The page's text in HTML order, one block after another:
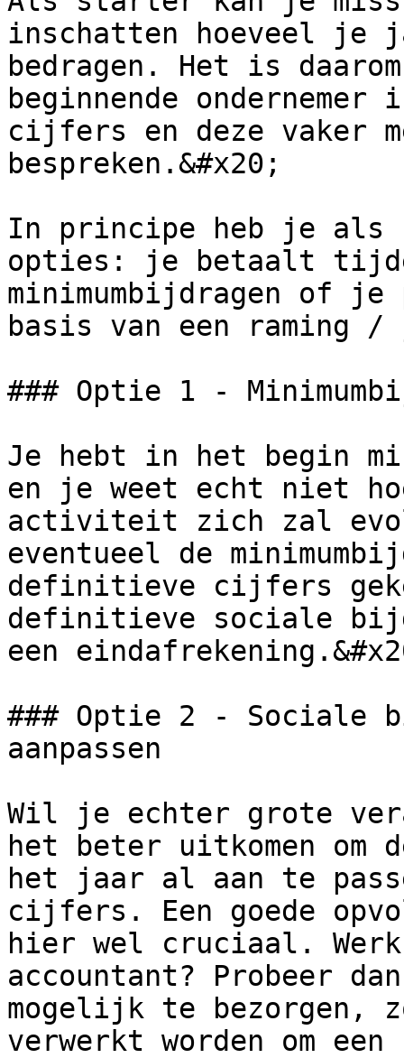
inschatten hoeveel je
bedragen. Het is
beginnende
cijfers en deze vaker
bespreken.&#x20;
In principe heb je als
opties: je betaalt
minimumbijdragen of je
basis van een raming
### Optie 1 -
Je hebt in het begin
en je weet echt niet
activiteit zich zal
eventueel de
definitieve cijfers
definitieve sociale
een
### Optie 2 - Sociale
aanpassen
Wil je echter grote
het beter uitkomen
het jaar al aan te
cijfers. Een goede
hier wel cruciaal.
accountant? Probeer
mogelijk te bezorgen,
verwerkt worden om